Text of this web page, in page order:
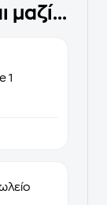
μαζί...
1